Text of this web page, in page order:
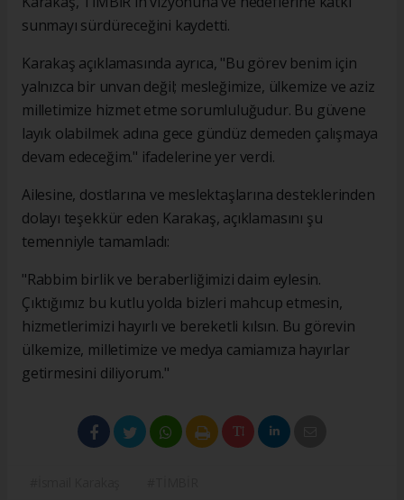
sunmayı sürdüreceğini kaydetti.
Karakaş açıklamasında ayrıca, "Bu görev benim için
yalnızca bir unvan değil; mesleğimize, ülkemize ve aziz
milletimize hizmet etme sorumluluğudur. Bu güvene
layık olabilmek adına gece gündüz demeden çalışmaya
devam edeceğim." ifadelerine yer verdi.
Ailesine, dostlarına ve meslektaşlarına desteklerinden
dolayı teşekkür eden Karakaş, açıklamasını şu
temenniyle tamamladı:
"Rabbim birlik ve beraberliğimizi daim eylesin.
Çıktığımız bu kutlu yolda bizleri mahcup etmesin,
hizmetlerimizi hayırlı ve bereketli kılsın. Bu görevin
ülkemize, milletimize ve medya camiamıza hayırlar
getirmesini diliyorum."